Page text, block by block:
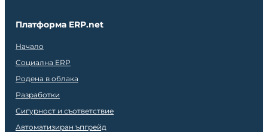
Платформа ERP.net
Начало
Социална ERP
Родена в облака
Разработки
Сигурност и съответствие
Автоматизиран ъпгрейд